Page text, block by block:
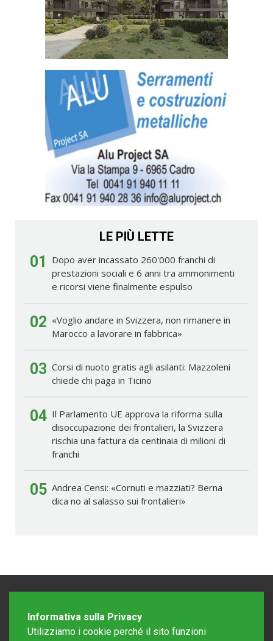
LE PIÙ LETTE
01
Dopo aver incassato 260'000 franchi di
prestazioni sociali e 6 anni tra ammonimenti
e ricorsi viene finalmente espulso
02 «Voglio andare in Svizzera, non rimanere in
Marocco a lavorare in fabbrica»
03 Corsi di nuoto gratis agli asilanti: Mazzoleni
chiede chi paga in Ticino
04 Il Parlamento UE approva la riforma sulla
disoccupazione dei frontalieri, la Svizzera
rischia una fattura da centinaia di milioni di
franchi
05 Andrea Censi: «Cornuti e mazziati? Berna
dica no al salasso sui frontalieri»
Informativa sulla Privacy
Utilizziamo i cookie perché il sito funzioni